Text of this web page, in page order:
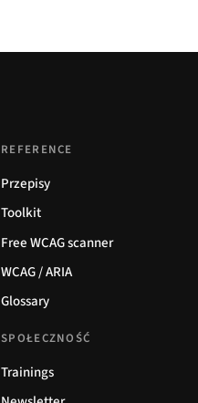
REFERENCE
Przepisy
Toolkit
Free WCAG scanner
WCAG / ARIA
Glossary
SPOŁECZNOŚĆ
Trainings